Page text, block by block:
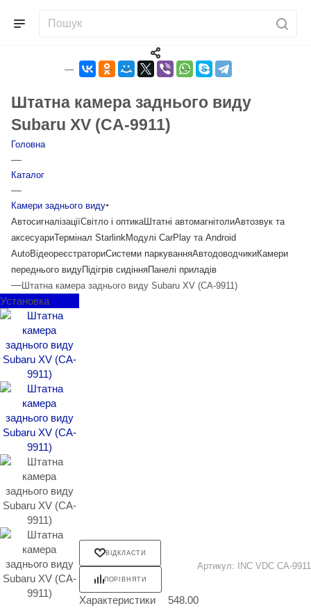
Штатна камера заднього виду
Subaru XV (CA-9911)
Головна
—
Каталог
—
Камери заднього виду
АвтосигналізаціїСвітло і оптикаШтатні автомагнітолиАвтозвук та
аксесуариТермінал StarlinkМодулі CarPlay та Android
AutoВідеореєстраториСистеми паркуванняАвтодоводчикиКамери
переднього видуПідігрів сидінняПанелі приладів
—Штатна камера заднього виду Subaru XV (CA-9911)
Установка
ВІДКЛАСТИ
ПОРІВНЯТИ
Артикул: INC VDC CA-9911
Характеристики 548.00